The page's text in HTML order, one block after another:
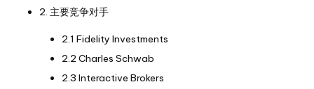
2. 主要竞争对手
2.1 Fidelity Investments
2.2 Charles Schwab
2.3 Interactive Brokers